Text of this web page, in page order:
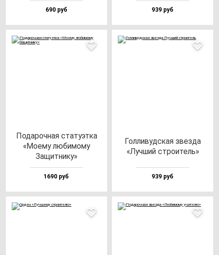
690 руб 939 руб
Пода­роч­ная ста­ту­эт­ка
«Моему лю­би­мо­му
Защит­ни­ку»
1690 руб
Гол­ли­вуд­ская звез­да
«Луч­ший стро­итель»
939 руб